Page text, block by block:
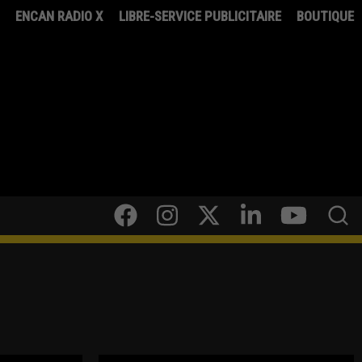
ENCAN RADIO X LIBRE-SERVICE PUBLICITAIRE BOUTIQUE